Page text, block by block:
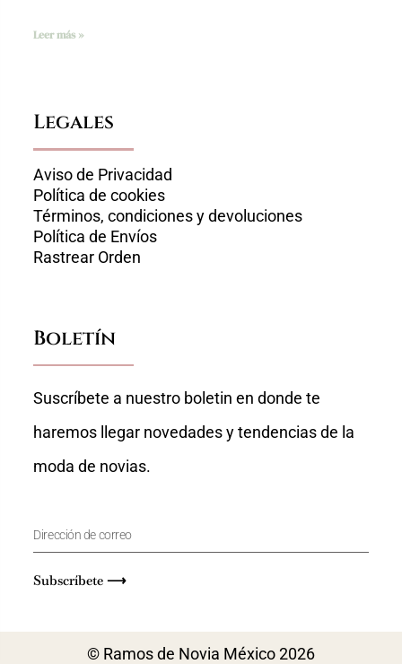
Leer más »
Legales
Aviso de Privacidad
Política de cookies
Términos, condiciones y devoluciones
Política de Envíos
Rastrear Orden
Boletín
Suscríbete a nuestro boletin en donde te
haremos llegar novedades y tendencias de la
moda de novias.
Subscríbete ⟶
© Ramos de Novia México 2026